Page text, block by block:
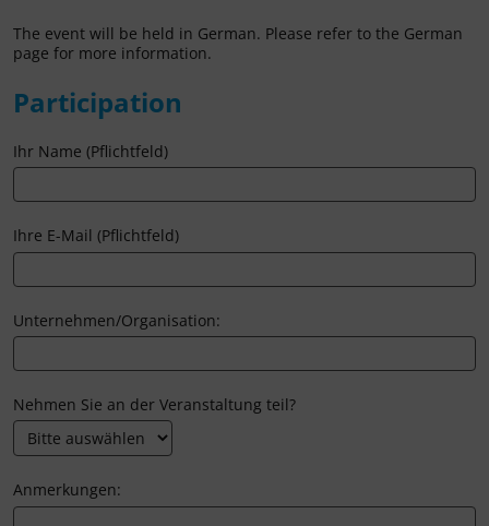
The event will be held in German. Please refer to the German
page for more information.
Participation
Ihr Name (Pflichtfeld)
Ihre E-Mail (Pflichtfeld)
Unternehmen/Organisation:
Nehmen Sie an der Veranstaltung teil?
Anmerkungen: